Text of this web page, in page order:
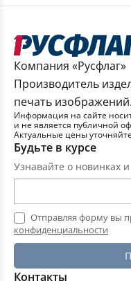
Компания «Русфлаг»
Производитель
печать изображений.
Информация на сайте
и не является публичной
Актуальные цены
Будьте в курсе
Узнавайте о новинках
Отправляя форму вы
конфиденциальности
Контакты